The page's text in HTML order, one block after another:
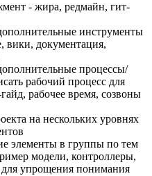
- жира, редмайн, гит-
инструменты
вики, документация,
процессы/
рабочий процесс для
рабочее время, созвоны
на нескольких уровнях
элементы в группы по тем
модели, контроллеры,
для упрощения понимания